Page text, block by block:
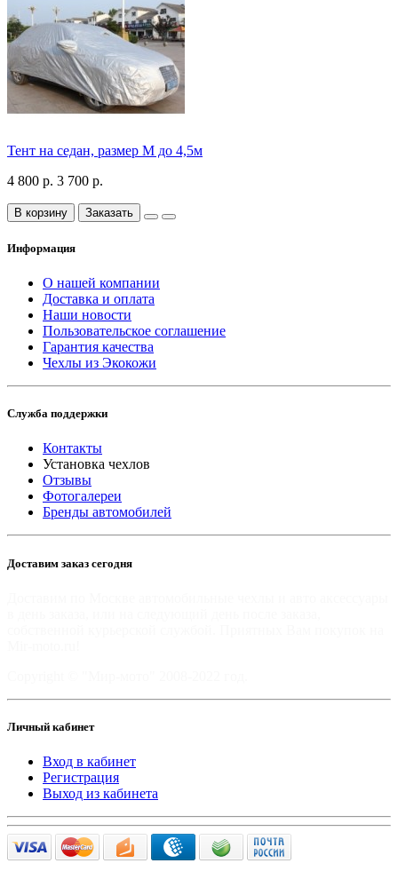
Тент на седан, размер М до 4,5м
4 800 р. 3 700 р.
В корзину Заказать
Информация
О нашей компании
Доставка и оплата
Наши новости
Пользовательское соглашение
Гарантия качества
Чехлы из Экокожи
Служба поддержки
Контакты
Установка чехлов
Отзывы
Фотогалереи
Бренды автомобилей
Доставим заказ сегодня
Личный кабинет
Вход в кабинет
Регистрация
Выход из кабинета